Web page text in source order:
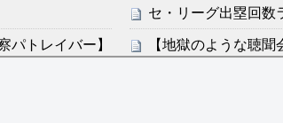
パトレイバー】
セ・リーグ出塁回数
【地獄のような聴